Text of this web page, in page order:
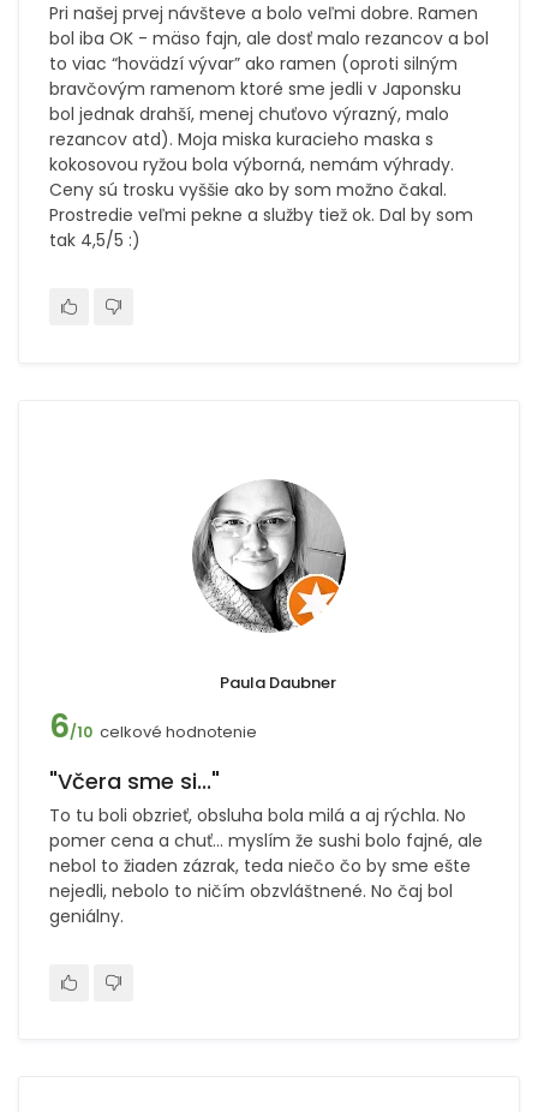
Pri našej prvej návšteve a bolo veľmi dobre. Ramen
bol iba OK - mäso fajn, ale dosť malo rezancov a bol
to viac “hovädzí vývar” ako ramen (oproti silným
bravčovým ramenom ktoré sme jedli v Japonsku
bol jednak drahší, menej chuťovo výrazný, malo
rezancov atd). Moja miska kuracieho maska s
kokosovou ryžou bola výborná, nemám výhrady.
Ceny sú trosku vyššie ako by som možno čakal.
Prostredie veľmi pekne a služby tiež ok. Dal by som
tak 4,5/5 :)
Paula Daubner
6/10 celkové hodnotenie
"Včera sme si..."
To tu boli obzrieť, obsluha bola milá a aj rýchla. No
pomer cena a chuť... myslím že sushi bolo fajné, ale
nebol to žiaden zázrak, teda niečo čo by sme ešte
nejedli, nebolo to ničím obzvláštnené. No čaj bol
geniálny.